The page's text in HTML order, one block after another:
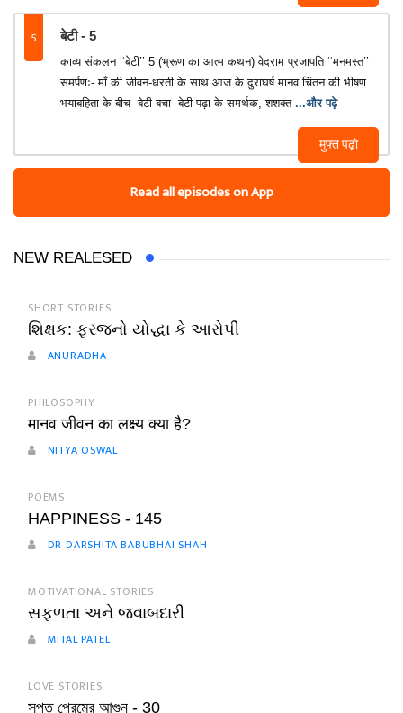
5 बेटी - 5
मुफ्त पढ़ो
काव्य संकलन ‘‘बेटी’’ 5 (भ्रूण का आत्म कथन) वेदराम प्रजापति ‘‘मनमस्त’’
समर्पणः- माँ की जीवन-धरती के साथ आज के दुराघर्ष मानव चिंतन की भीषण
भयाबहिता के बीच- बेटी बचा- बेटी पढ़ा के समर्थक, शशक्त ...और पढ़े
Read all episodes on App
NEW REALESED
SHORT STORIES
શિક્ષક: ફરજનો યોદ્ધા કે આરોપી
ANURADHA
PHILOSOPHY
मानव जीवन का लक्ष्य क्या है?
NITYA OSWAL
POEMS
HAPPINESS - 145
DR DARSHITA BABUBHAI SHAH
MOTIVATIONAL STORIES
સફળતા અને જવાબદારી
MITAL PATEL
LOVE STORIES
সুপ্ত প্রেমের আগুন - 30